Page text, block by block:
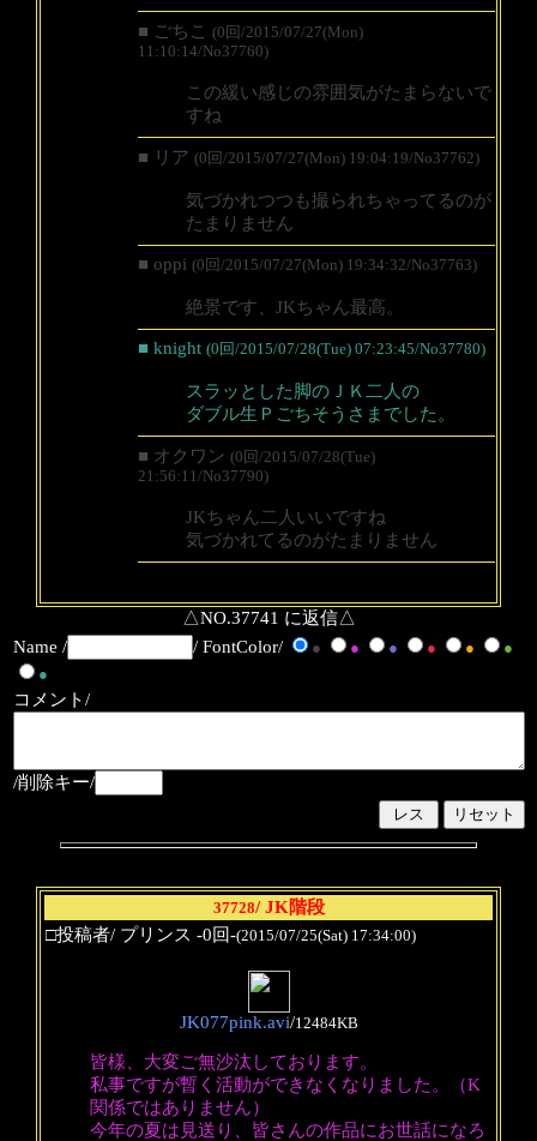
■ ごちこ (0回/2015/07/27(Mon)
11:10:14/No37760)
この緩い感じの雰囲気がたまらないで
すね
■ リア (0回/2015/07/27(Mon) 19:04:19/No37762)
気づかれつつも撮られちゃってるのが
たまりません
■ oppi (0回/2015/07/27(Mon) 19:34:32/No37763)
絶景です、JKちゃん最高。
■ knight (0回/2015/07/28(Tue) 07:23:45/No37780)
スラッとした脚のＪＫ二人の
ダブル生Ｐごちそうさまでした。
■ オクワン (0回/2015/07/28(Tue)
21:56:11/No37790)
JKちゃん二人いいですね
気づかれてるのがたまりません
△NO.37741 に返信△
Name /
/ FontColor/ ● ● ● ● ●
●
●
コメント/
/削除キー/
37728/ JK階段
□投稿者/ プリンス -0回-(2015/07/25(Sat) 17:34:00)
JK077pink.avi/12484KB
皆様、大変ご無沙汰しております。
私事ですが暫く活動ができなくなりました。（K
関係ではありません）
今年の夏は見送り、皆さんの作品にお世話になろ